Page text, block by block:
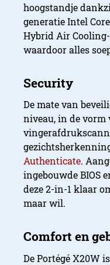
hoogstandje
generatie Intel
Hybrid Air
waardoor alles
De mate van
niveau, in de vorm
Authenticate.
ingebouwde BIOS
deze 2-in-1 klaar
maar wil.
De Portégé X20W